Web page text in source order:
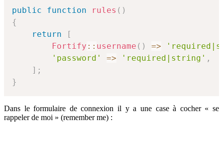
public function rules ( )
{
return
[
Fortify :: username ( ) =>
'password'
=> 'required|string' ,
] ;
}
Dans le formulaire de connexion il y a une case à cocher « se
rappeler de moi » (remember me) :